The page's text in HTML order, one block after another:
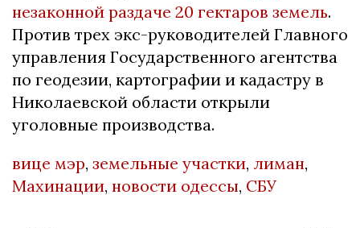
незаконной раздаче 20 гектаров земель.
Против трех экс-руководителей Главного
управления Государственного агентства
по геодезии, картографии и кадастру в
Николаевской области открыли
уголовные производства.
вице мэр, земельные участки, лиман,
Махинации, новости одессы, СБУ